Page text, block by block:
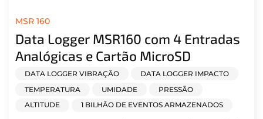
MSR 160
Data Logger MSR160 com 4 Entradas
Analógicas e Cartão MicroSD
DATA LOGGER VIBRAÇÃO
DATA LOGGER IMPACTO
TEMPERATURA
UMIDADE
PRESSÃO
ALTITUDE
1 BILHÃO DE EVENTOS ARMAZENADOS